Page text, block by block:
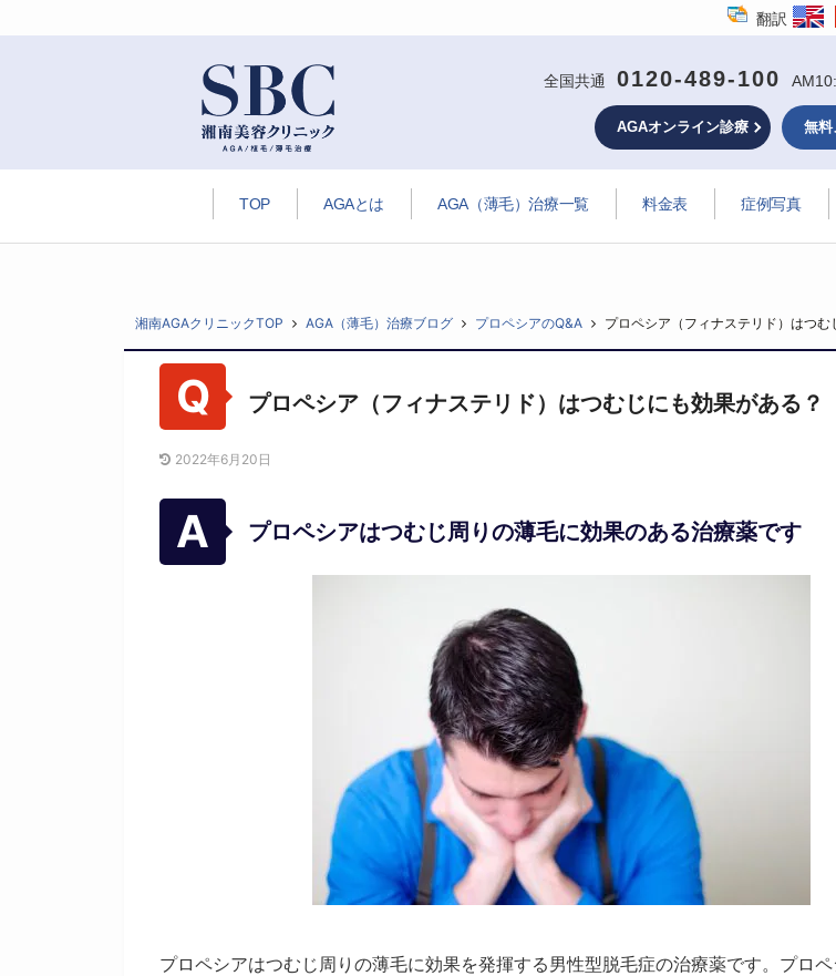
翻訳
全国共通
0120-489-100
AGAオンライン診療 無料
TOP AGAとは AGA（薄毛）治療一覧 料金表 症例写真
湘南AGAクリニックTOP AGA（薄毛）治療ブログ プロペシアのQ&A プロペシア（フィナステリド）はつむ
プロペシア（フィナステリド）はつむじにも効果がある？
2022年6月20日
プロペシアはつむじ周りの薄毛に効果のある治療薬です
プロペシアはつむじ周りの薄毛に効果を発揮する男性型脱毛症の治療薬です。プロ